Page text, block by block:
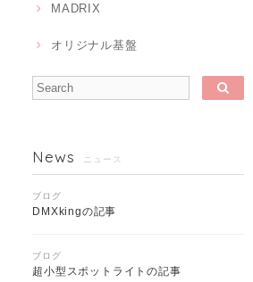
MADRIX
オリジナル基盤
News ニュース
ブログ
DMXkingの記事
ブログ
超小型スポットライトの記事